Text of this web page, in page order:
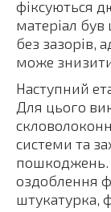
фіксуються
матеріал
без зазорів,
може знизити
Наступний
Для цього
системи та
пошкоджень.
оздоблення
штукатурка,